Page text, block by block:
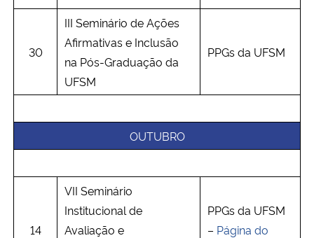
30
III Seminário de Ações
Afirmativas e Inclusão
na Pós-Graduação da
UFSM
PPGs da UFSM
OUTUBRO
14
VII Seminário
Institucional de
Avaliação e
PPGs da UFSM
– Página do